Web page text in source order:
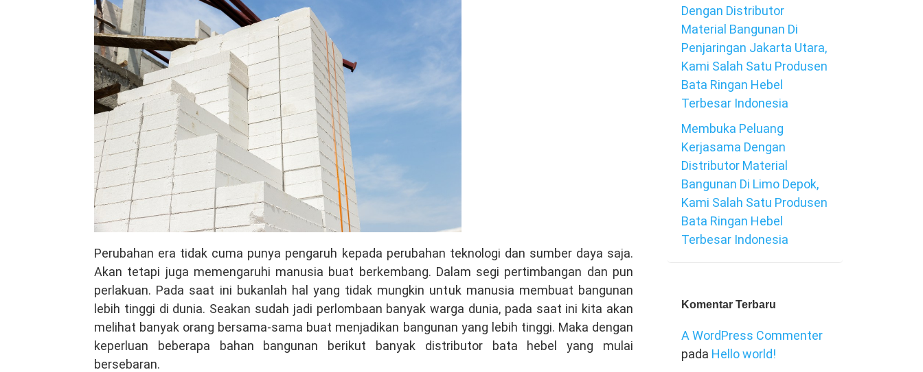
Perubahan era tidak cuma punya pengaruh kepada perubahan teknologi dan sumber daya saja.
Akan tetapi juga memengaruhi manusia buat berkembang. Dalam segi pertimbangan dan pun
perlakuan. Pada saat ini bukanlah hal yang tidak mungkin untuk manusia membuat bangunan
lebih tinggi di dunia. Seakan sudah jadi perlombaan banyak warga dunia, pada saat ini kita akan
melihat banyak orang bersama-sama buat menjadikan bangunan yang lebih tinggi. Maka dengan
keperluan beberapa bahan bangunan berikut banyak distributor bata hebel yang mulai
bersebaran.
Dengan Distributor
Material Bangunan Di
Penjaringan Jakarta Utara,
Kami Salah Satu Produsen
Bata Ringan Hebel
Terbesar Indonesia
Membuka Peluang
Kerjasama Dengan
Distributor Material
Bangunan Di Limo Depok,
Kami Salah Satu Produsen
Bata Ringan Hebel
Terbesar Indonesia
Komentar Terbaru
A WordPress Commenter
pada Hello world!